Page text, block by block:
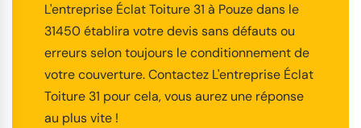
L'entreprise Éclat Toiture 31 à Pouze dans le
31450 établira votre devis sans défauts ou
erreurs selon toujours le conditionnement de
votre couverture. Contactez L'entreprise Éclat
Toiture 31 pour cela, vous aurez une réponse
au plus vite !